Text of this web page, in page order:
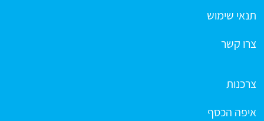
תנאי שימוש
צרו קשר
צרכנות
איפה הכסף